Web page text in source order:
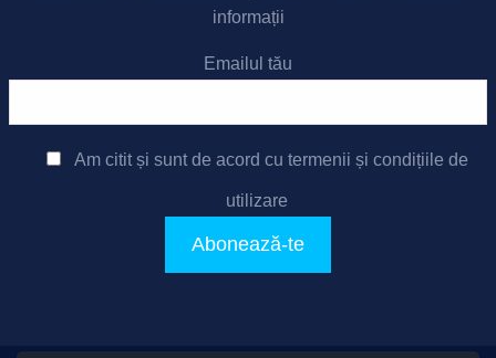
informații
Emailul tău
Am citit și sunt de acord cu termenii și condițiile de
utilizare